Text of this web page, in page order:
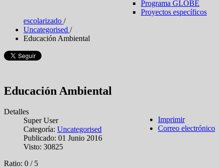
Programa GLOBE
Proyectos específicos
escolarizado /
Uncategorised /
Educación Ambiental
Educación Ambiental
Imprimir
Correo electrónico
Detalles
Super User
Categoría: Uncategorised
Publicado: 01 Junio 2016
Visto: 30825
Ratio: 0 / 5